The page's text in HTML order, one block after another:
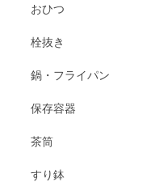
おひつ
栓抜き
鍋・フライパン
保存容器
茶筒
すり鉢